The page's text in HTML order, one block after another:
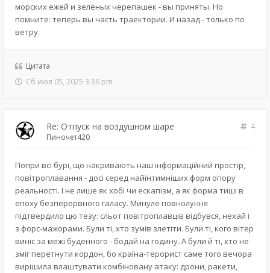
морских ежей и зелёных черепашек - вы приняты. Но
помните: теперь вы часть траектории. И назад - только по
ветру.
Цитата
Сб июл 05, 2025 3:36 pm
Re: Отпуск на воздушном шаре
4
Пиночет420
Попри всі бурі, що накривають наш інформаційний простір,
повітроплавання - досі серед найінтимніших форм опору
реальності. І не лише як хобі чи ескапізм, а як форма тиші в
епоху безперервного галасу. Минуле повнолуння
підтвердило цю тезу: сльот повітроплавців відбувся, нехай і
з форс-мажорами. Були ті, хто зумів злетіти. Були ті, кого вітер
виніс за межі буденного - бодай на годину. А були й ті, хто не
зміг перетнути кордон, бо країна-терорист саме того вечора
вирішила влаштувати комбіновану атаку: дрони, ракети,